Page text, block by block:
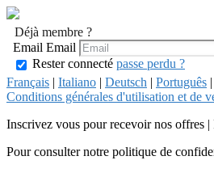
Déjà membre ?
Email Email
Rester connecté passe perdu ?
Français | Italiano | Deutsch | Português |
Conditions générales d'utilisation et de
Inscrivez vous pour recevoir nos offres |
Pour consulter notre politique de